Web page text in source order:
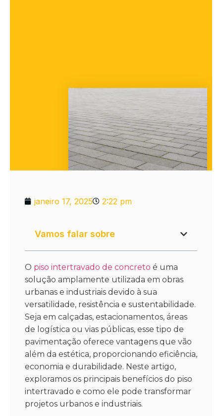
janeiro 17, 2025 2:22 pm
Vamos falar sobre
O piso intertravado de concreto é uma
solução amplamente utilizada em obras
urbanas e industriais devido à sua
versatilidade, resistência e sustentabilidade.
Seja em calçadas, estacionamentos, áreas
de logística ou vias públicas, esse tipo de
pavimentação oferece vantagens que vão
além da estética, proporcionando eficiência,
economia e durabilidade. Neste artigo,
exploramos os principais benefícios do piso
intertravado e como ele pode transformar
projetos urbanos e industriais.